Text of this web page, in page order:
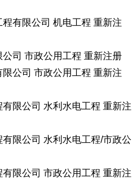
有限公司 机电工程 重新注
司 市政公用工程 重新注册
公司 市政公用工程 重新注
限公司 水利水电工程 重新注
限公司 水利水电工程/市政公
限公司 市政公用工程 重新注